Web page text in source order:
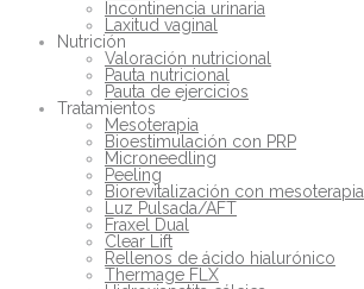
Incontinencia urinaria
Laxitud vaginal
Nutrición
Valoración nutricional
Pauta nutricional
Pauta de ejercicios
Tratamientos
Mesoterapia
Bioestimulación con PRP
Microneedling
Peeling
Biorevitalización con mesoterapia
Luz Pulsada/AFT
Fraxel Dual
Clear Lift
Rellenos de ácido hialurónico
Thermage FLX